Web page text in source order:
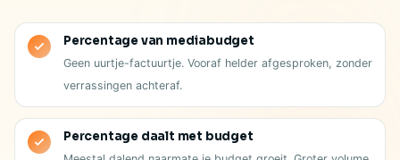
Percentage van mediabudget
Geen uurtje-factuurtje. Vooraf helder afgesproken, zonder
verrassingen achteraf.
Percentage daalt met budget